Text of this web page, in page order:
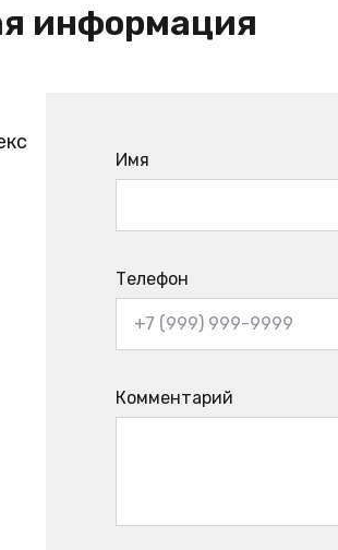
информация
Имя
Телефон
Комментарий